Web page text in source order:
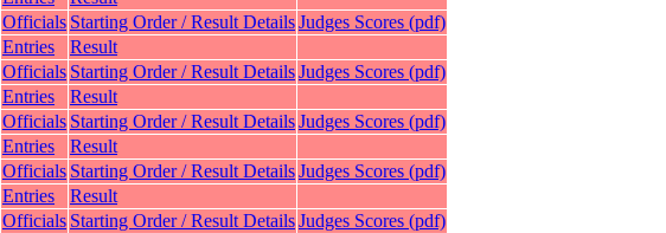
Officials Starting Order / Result DetailsJudges Scores (pdf)
Entries
Result
Officials Starting Order / Result DetailsJudges Scores (pdf)
Entries
Result
Officials Starting Order / Result DetailsJudges Scores (pdf)
Entries
Result
Officials Starting Order / Result DetailsJudges Scores (pdf)
Entries
Result
Officials Starting Order / Result DetailsJudges Scores (pdf)